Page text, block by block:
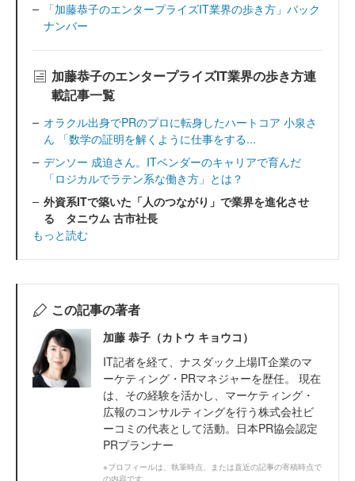
「加藤恭子のエンタープライズIT業界の歩き方」バック
ナンバー
加藤恭子のエンタープライズIT業界の歩き方連
載記事一覧
オラクル出身でPRのプロに転身したハートコア 小泉さ
ん 「数学の証明を解くように仕事をする...
デンソー 成迫さん。ITベンダーのキャリアで育んだ
「ロジカルでラテン系な働き方」とは？
外資系ITで築いた「人のつながり」で業界を進化させ
る タニウム 古市社長
もっと読む
この記事の著者
加藤 恭子（カトウ キョウコ）
IT記者を経て、ナスダック上場IT企業のマ
ーケティング・PRマネジャーを歴任。 現在
は、その経験を活かし、マーケティング・
広報のコンサルティングを行う株式会社ビ
ーコミの代表として活動。日本PR協会認定
PRプランナー
※プロフィールは、執筆時点、または直近の記事の寄稿時点で
の内容です